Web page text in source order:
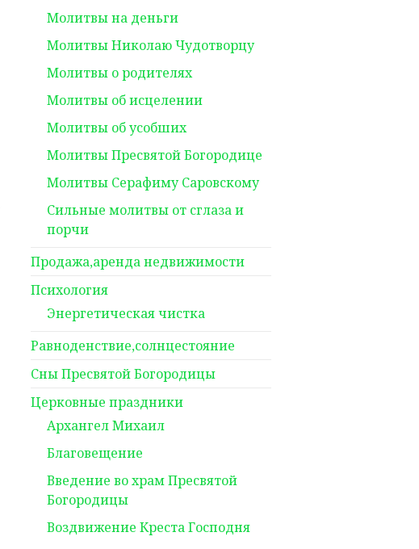
Молитвы на деньги
Молитвы Николаю Чудотворцу
Молитвы о родителях
Молитвы об исцелении
Молитвы об усобших
Молитвы Пресвятой Богородице
Молитвы Серафиму Саровскому
Сильные молитвы от сглаза и
порчи
Продажа,аренда недвижимости
Психология
Энергетическая чистка
Равноденствие,солнцестояние
Сны Пресвятой Богородицы
Церковные праздники
Архангел Михаил
Благовещение
Введение во храм Пресвятой
Богородицы
Воздвижение Креста Господня